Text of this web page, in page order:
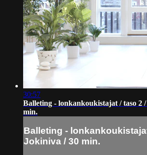
30:57
Balleting - lonkankoukistajat / taso 2
min.
Balleting -
Jokiniva / 30 min.